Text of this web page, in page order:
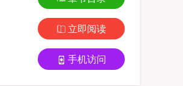
立即阅读
手机访问